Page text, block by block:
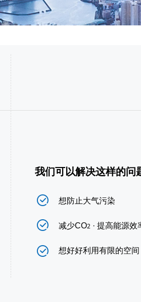
我们可以解决这样的问
想防止大气污染
减少CO2 · 提高能源效
想好好利用有限的空间
ꂒ
ꂒ
ꂒ